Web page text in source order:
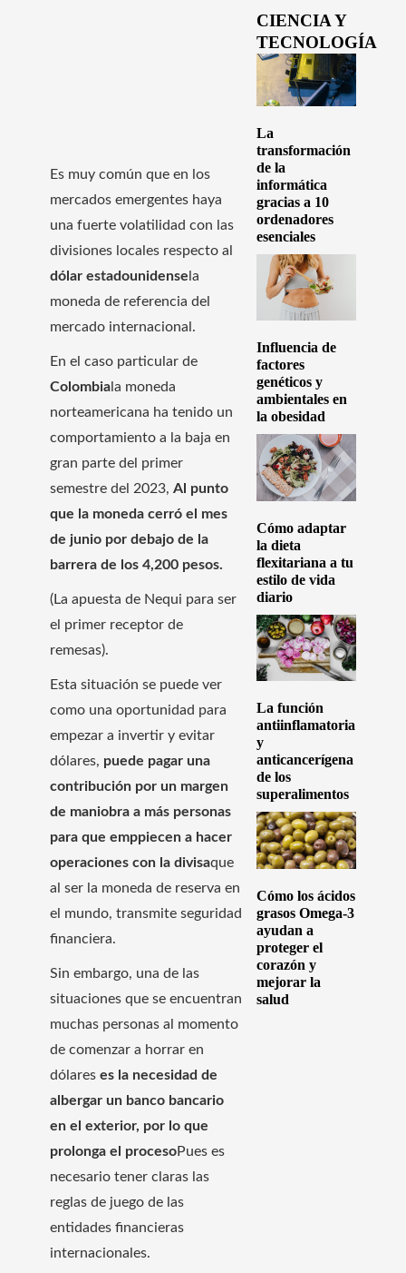
Es muy común que en los
mercados emergentes haya
una fuerte volatilidad con las
divisiones locales respecto al
dólar estadounidense la
moneda de referencia del
mercado internacional.
En el caso particular de
Colombia la moneda
norteamericana ha tenido un
comportamiento a la baja en
gran parte del primer
semestre del 2023, Al punto
que la moneda cerró el mes
de junio por debajo de la
barrera de los 4,200 pesos.
(La apuesta de Nequi para ser
el primer receptor de
remesas).
Esta situación se puede ver
como una oportunidad para
empezar a invertir y evitar
dólares, puede pagar una
contribución por un margen
de maniobra a más personas
para que emppiecen a hacer
operaciones con la divisaque
al ser la moneda de reserva en
el mundo, transmite seguridad
financiera.
Sin embargo, una de las
situaciones que se encuentran
muchas personas al momento
de comenzar a horrar en
dólares es la necesidad de
albergar un banco bancario
en el exterior, por lo que
prolonga el procesoPues es
necesario tener claras las
reglas de juego de las
entidades financieras
internacionales.
CIENCIA Y
TECNOLOGÍA
La
transformación
de la
informática
gracias a 10
ordenadores
esenciales
Influencia de
factores
genéticos y
ambientales en
la obesidad
Cómo adaptar
la dieta
flexitariana a tu
estilo de vida
diario
La función
antiinflamatoria
y
anticancerígena
de los
superalimentos
Cómo los ácidos
grasos Omega-3
ayudan a
proteger el
corazón y
mejorar la
salud